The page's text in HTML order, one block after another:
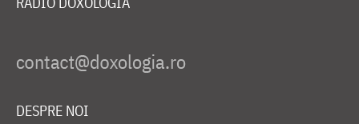
DESPRE NOI